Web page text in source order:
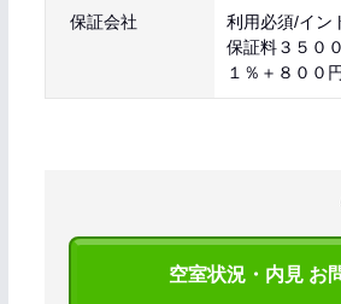
保証会社
利用必須/イン
保証料３５０
１％＋８００
空室状況・内見 お